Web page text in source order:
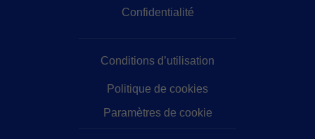
Confidentialité
Conditions d’utilisation
Politique de cookies
Paramètres de cookie